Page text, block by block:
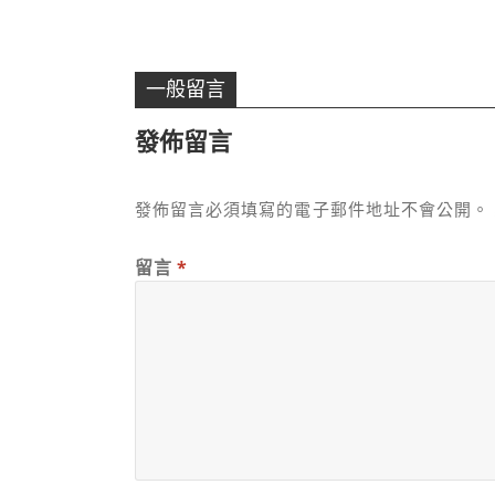
一般留言
發佈留言
發佈留言必須填寫的電子郵件地址不會公開。
留言 *